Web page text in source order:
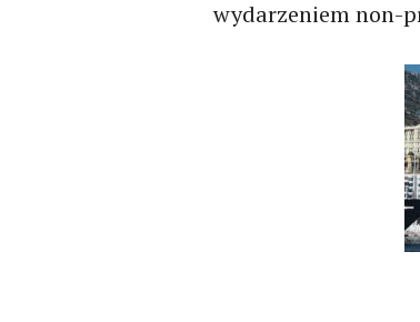
wydarzeniem non-